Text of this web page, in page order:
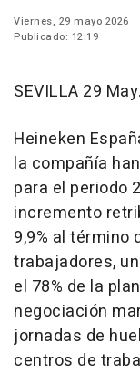
Viernes, 29 mayo 2026
Publicado: 12:19
SEVILLA 29
Heineken
la compañía
para el periodo
incremento
9,9% al término
trabajadores,
el 78% de la
negociación
jornadas de
centros de